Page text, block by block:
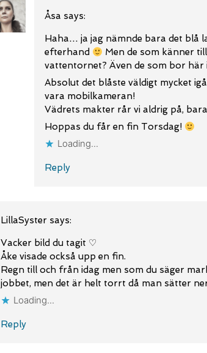
Åsa says:
Haha… ja jag nämnde bara det blå
efterhand
Men de som känner
vattentornet? Även de som bor
Absolut det blåste väldigt mycket
vara mobilkameran!
Vädrets makter rår vi aldrig på,
Hoppas du får en fin Torsdag!
Loading...
Reply
LillaSyster says:
Vacker bild du tagit ♡
Åke visade också upp en fin.
Regn till och från idag men som du säger
jobbet, men det är helt torrt då man sätter
Loading...
Reply